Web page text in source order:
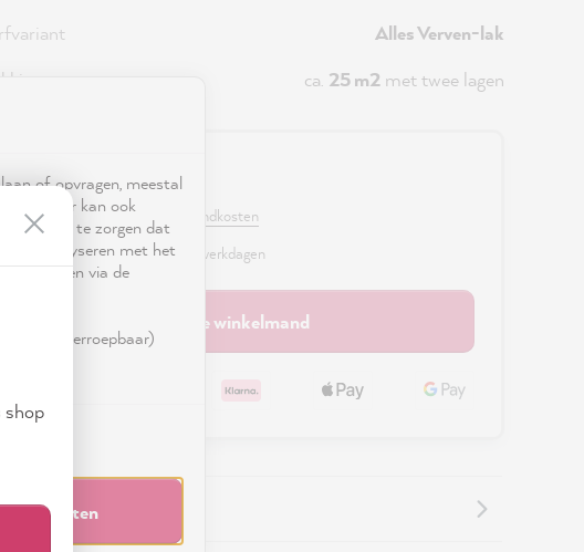
Alles Verven-lak
ca. 25 m2met twee lagen
98,00 €
Prijzen incl. BTW en excl. verzendkosten
Beschikbaar, levertijd: 2 - 3 werkdagen
In de winkelmand
of opvragen, meestal
maar kan ook
ervoor te zorgen dat
te analyseren met het
te bieden via de
herroepbaar)
& sluiten
shop